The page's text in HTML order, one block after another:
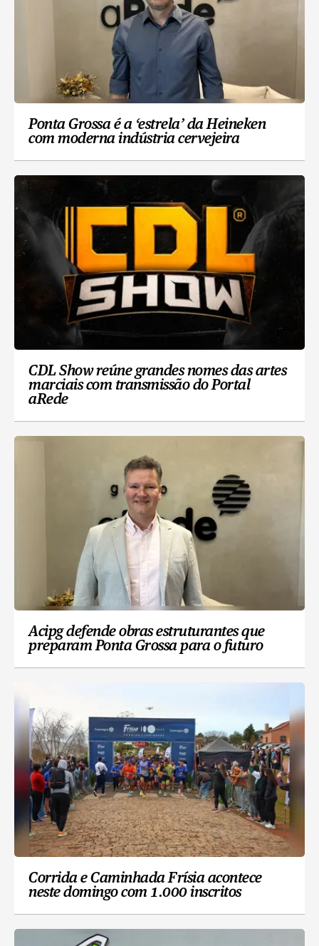
Ponta Grossa é a ‘estrela’ da Heineken
com moderna indústria cervejeira
CDL Show reúne grandes nomes das artes
marciais com transmissão do Portal
aRede
Acipg defende obras estruturantes que
preparam Ponta Grossa para o futuro
Corrida e Caminhada Frísia acontece
neste domingo com 1.000 inscritos